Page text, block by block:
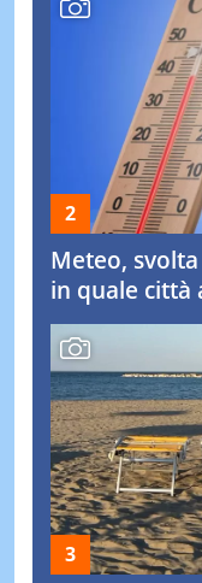
Meteo,
in quale città